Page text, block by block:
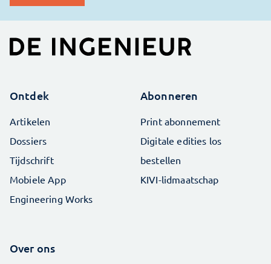
Ontdek
Artikelen
Dossiers
Tijdschrift
Mobiele App
Engineering Works
Abonneren
Print abonnement
Digitale edities los
bestellen
KIVI-lidmaatschap
Over ons